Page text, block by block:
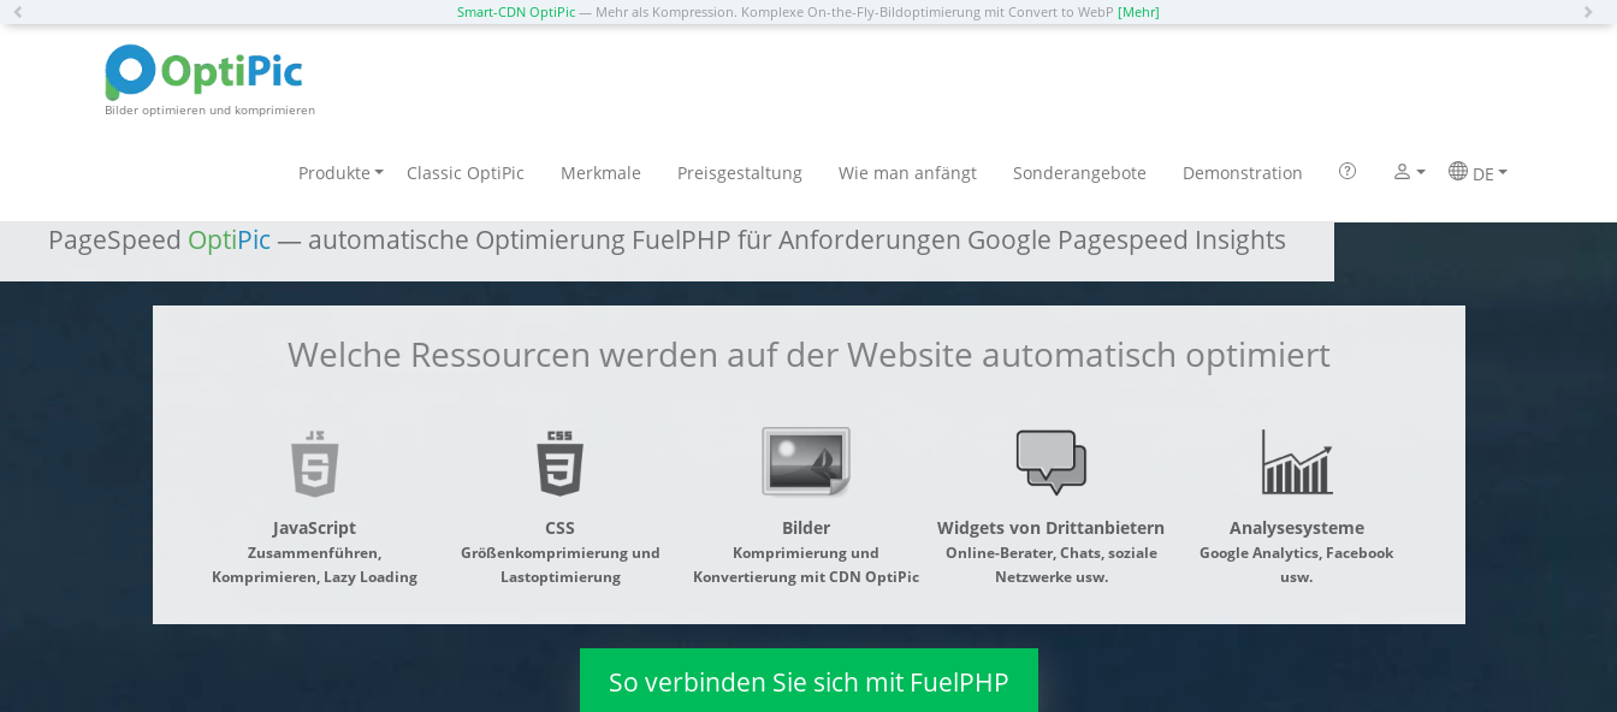
Smart-CDN OptiPic — Mehr als Kompression. Komplexe On-the-Fly-Bildoptimierung mit Convert to WebP [Mehr]
Bilder optimieren und komprimieren
Produkte Classic OptiPic Merkmale Preisgestaltung Wie man anfängt Sonderangebote Demonstration DE
Beschleunigen Sie FuelPHP: Bewährte Technologie
PageSpeed OptiPic — automatische Optimierung FuelPHP für Anforderungen Google Pagespeed Insights
Welche Ressourcen werden auf der Website automatisch optimiert
JavaScript
Zusammenführen,
Komprimieren, Lazy Loading
CSS
Größenkomprimierung und
Lastoptimierung
Bilder
Komprimierung und
Konvertierung mit CDN OptiPic
Widgets von Drittanbietern
Online-Berater, Chats, soziale
Netzwerke usw.
Analysesysteme
Google Analytics, Facebook
usw.
So verbinden Sie sich mit FuelPHP